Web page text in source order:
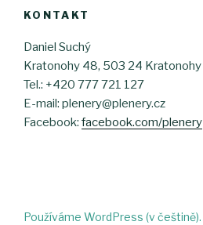
KONTAKT
Daniel Suchý
Kratonohy 48, 503 24 Kratonohy
Tel.: +420 777 721 127
E-mail: plenery@plenery.cz
Facebook: facebook.com/plenery
Používáme WordPress (v češtině).